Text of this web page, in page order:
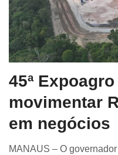
45ª
movimentar
em negócios
MANAUS – O